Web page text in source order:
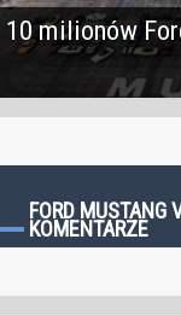
10 milionów
FORD MUSTANG
KOMENTARZE